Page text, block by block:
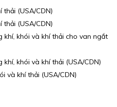
(USA/CDN)
(USA/CDN)
khói và khí thải cho van ngắt
khói và khí thải (USA/CDN)
và khí thải (USA/CDN)